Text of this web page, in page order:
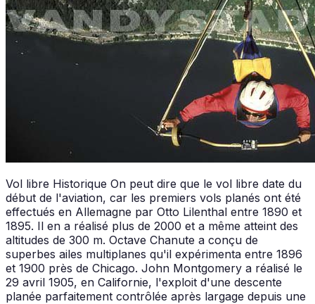
Vol libre Historique On peut dire que le vol libre date du
début de l'aviation, car les premiers vols planés ont été
effectués en Allemagne par Otto Lilenthal entre 1890 et
1895. Il en a réalisé plus de 2000 et a même atteint des
altitudes de 300 m. Octave Chanute a conçu de
superbes ailes multiplanes qu'il expérimenta entre 1896
et 1900 près de Chicago. John Montgomery a réalisé le
29 avril 1905, en Californie, l'exploit d'une descente
planée parfaitement contrôlée après largage depuis une